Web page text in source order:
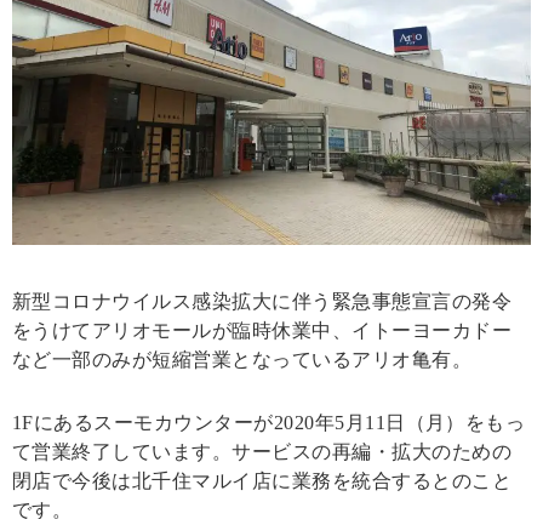
新型コロナウイルス感染拡大に伴う緊急事態宣言の発令
をうけてアリオモールが臨時休業中、イトーヨーカドー
など一部のみが短縮営業となっているアリオ亀有。
1Fにあるスーモカウンターが2020年5月11日（月）をもっ
て営業終了しています。サービスの再編・拡大のための
閉店で今後は北千住マルイ店に業務を統合するとのこと
です。